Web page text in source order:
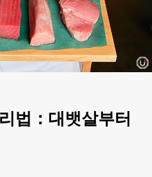
법：대뱃살부터